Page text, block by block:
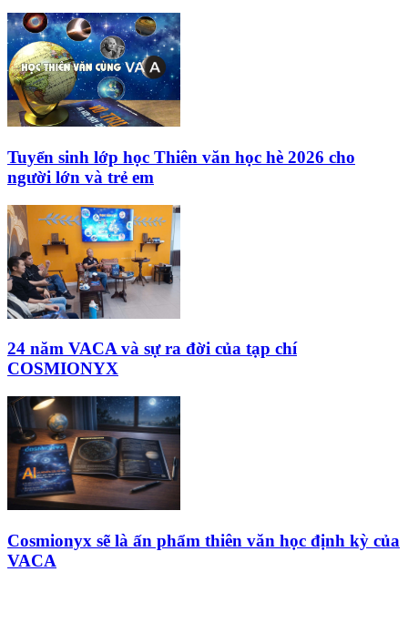
Tuyển sinh lớp học Thiên văn học hè 2026 cho
người lớn và trẻ em
24 năm VACA và sự ra đời của tạp chí
COSMIONYX
Cosmionyx sẽ là ấn phẩm thiên văn học định kỳ của
VACA